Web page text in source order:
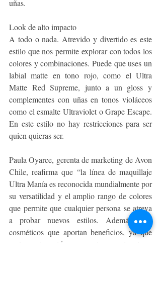
uñas.
Look de alto impacto
A todo o nada. Atrevido y divertido es este
estilo que nos permite explorar con todos los
colores y combinaciones. Puede que uses un
labial matte en tono rojo, como el Ultra
Matte Red Supreme, junto a un gloss y
complementes con uñas en tonos violáceos
como el esmalte Ultraviolet o Grape Escape.
En este estilo no hay restricciones para ser
quien quieras ser.
Paula Oyarce, gerenta de marketing de Avon
Chile, reafirma que “la línea de maquillaje
Ultra Manía es reconocida mundialmente por
su versatilidad y el amplio rango de colores
que permite que cualquier persona se atreva
a probar nuevos estilos. Además, son
cosméticos que aportan beneficios, ya que
están enriquecidos en aceites y vitaminas,